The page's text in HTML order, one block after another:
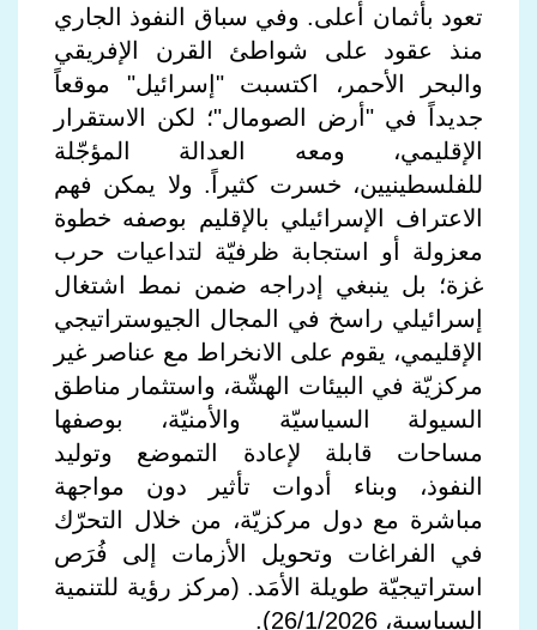
تعود بأثمان أعلى. وفي سباق النفوذ الجاري
منذ عقود على شواطئ القرن الإفريقي
والبحر الأحمر، اكتسبت "إسرائيل" موقعاً
جديداً في "أرض الصومال"؛ لكن الاستقرار
الإقليمي، ومعه العدالة المؤجّلة
للفلسطينيين، خسرت كثيراً. ولا يمكن فهم
الاعتراف الإسرائيلي بالإقليم بوصفه خطوة
معزولة أو استجابة ظرفيّة لتداعيات حرب
غزة؛ بل ينبغي إدراجه ضمن نمط اشتغال
إسرائيلي راسخ في المجال الجيوستراتيجي
الإقليمي، يقوم على الانخراط مع عناصر غير
مركزيّة في البيئات الهشّة، واستثمار مناطق
السيولة السياسيّة والأمنيّة، بوصفها
مساحات قابلة لإعادة التموضع وتوليد
النفوذ، وبناء أدوات تأثير دون مواجهة
مباشرة مع دول مركزيّة، من خلال التحرّك
في الفراغات وتحويل الأزمات إلى فُرَص
استراتيجيّة طويلة الأمَد. (مركز رؤية للتنمية
السياسية، 26/1/2026).